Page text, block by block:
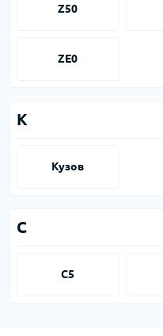
Z50
ZE0
К
Кузов
С
С5